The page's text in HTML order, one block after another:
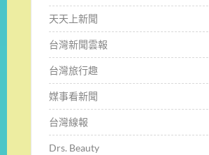
天天上新聞
台灣新聞雲報
台灣旅行趣
媒事看新聞
台灣線報
Drs. Beauty